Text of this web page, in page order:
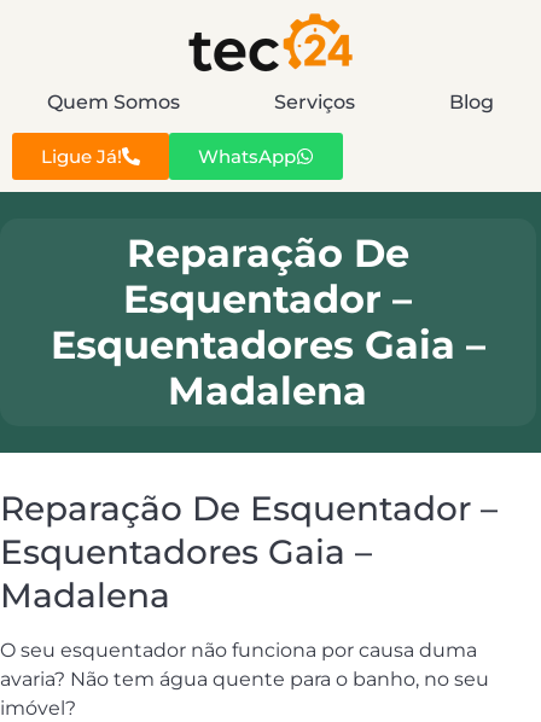
Quem Somos Serviços Blog
Ligue Já! WhatsApp
Reparação De
Esquentador –
Esquentadores Gaia –
Madalena
Reparação De Esquentador –
Esquentadores Gaia –
Madalena
O seu esquentador não funciona por causa duma
avaria? Não tem água quente para o banho, no seu
imóvel?